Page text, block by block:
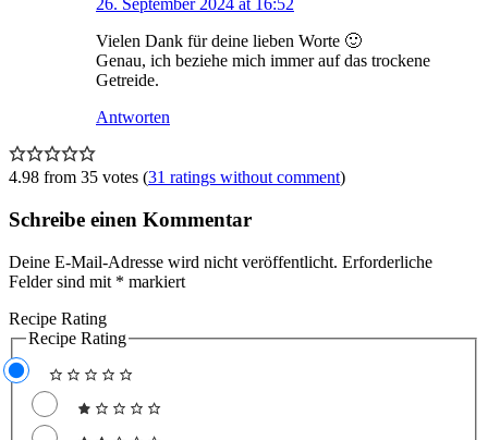
26. September 2024 at 16:52
Vielen Dank für deine lieben Worte 🙂
Genau, ich beziehe mich immer auf das trockene
Getreide.
Antworten
4.98 from 35 votes (31 ratings without comment)
Schreibe einen Kommentar
Deine E-Mail-Adresse wird nicht veröffentlicht. Erforderliche
Felder sind mit * markiert
Recipe Rating
Recipe Rating